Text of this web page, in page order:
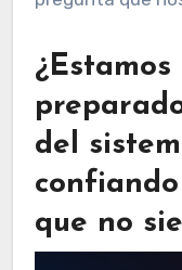
del
que no